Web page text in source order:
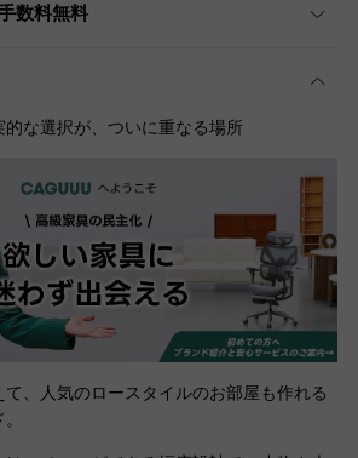
数料無料
な選択が、ついに重なる場所
、人気のロースタイルのお部屋も作れる